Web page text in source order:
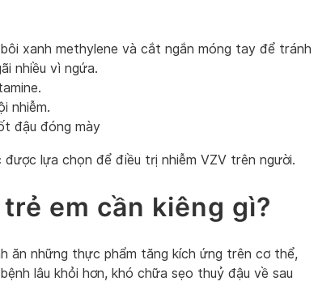
xanh methylene và cắt ngắn móng tay để tránh
nhiều vì ngứa.
nhiễm.
đậu đóng mày
lựa chọn để điều trị nhiễm VZV trên người.
em cần kiêng gì?
ăn những thực phẩm tăng kích ứng trên cơ thể,
lâu khỏi hơn, khó chữa sẹo thuỷ đậu về sau